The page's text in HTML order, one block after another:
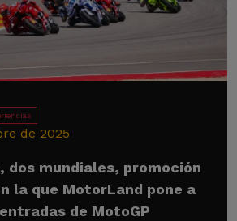
de 2025
dos mundiales, promoción
la que MotorLand pone a
de MotoGP